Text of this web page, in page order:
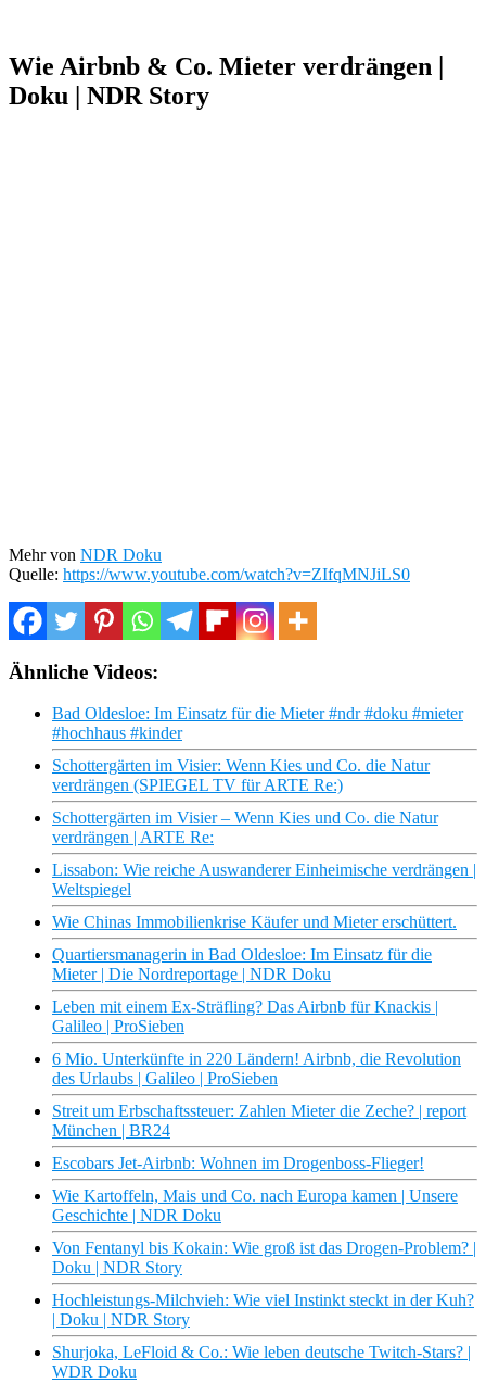
Wie Airbnb & Co. Mieter verdrängen |
Doku | NDR Story
Mehr von NDR Doku
Quelle: https://www.youtube.com/watch?v=ZIfqMNJiLS0
Ähnliche Videos:
Bad Oldesloe: Im Einsatz für die Mieter #ndr #doku #mieter
#hochhaus #kinder
Schottergärten im Visier: Wenn Kies und Co. die Natur
verdrängen (SPIEGEL TV für ARTE Re:)
Schottergärten im Visier – Wenn Kies und Co. die Natur
verdrängen | ARTE Re:
Lissabon: Wie reiche Auswanderer Einheimische verdrängen |
Weltspiegel
Wie Chinas Immobilienkrise Käufer und Mieter erschüttert.
Quartiersmanagerin in Bad Oldesloe: Im Einsatz für die
Mieter | Die Nordreportage | NDR Doku
Leben mit einem Ex-Sträfling? Das Airbnb für Knackis |
Galileo | ProSieben
6 Mio. Unterkünfte in 220 Ländern! Airbnb, die Revolution
des Urlaubs | Galileo | ProSieben
Streit um Erbschaftssteuer: Zahlen Mieter die Zeche? | report
München | BR24
Escobars Jet-Airbnb: Wohnen im Drogenboss-Flieger!
Wie Kartoffeln, Mais und Co. nach Europa kamen | Unsere
Geschichte | NDR Doku
Von Fentanyl bis Kokain: Wie groß ist das Drogen-Problem? |
Doku | NDR Story
Hochleistungs-Milchvieh: Wie viel Instinkt steckt in der Kuh?
| Doku | NDR Story
Shurjoka, LeFloid & Co.: Wie leben deutsche Twitch-Stars? |
WDR Doku